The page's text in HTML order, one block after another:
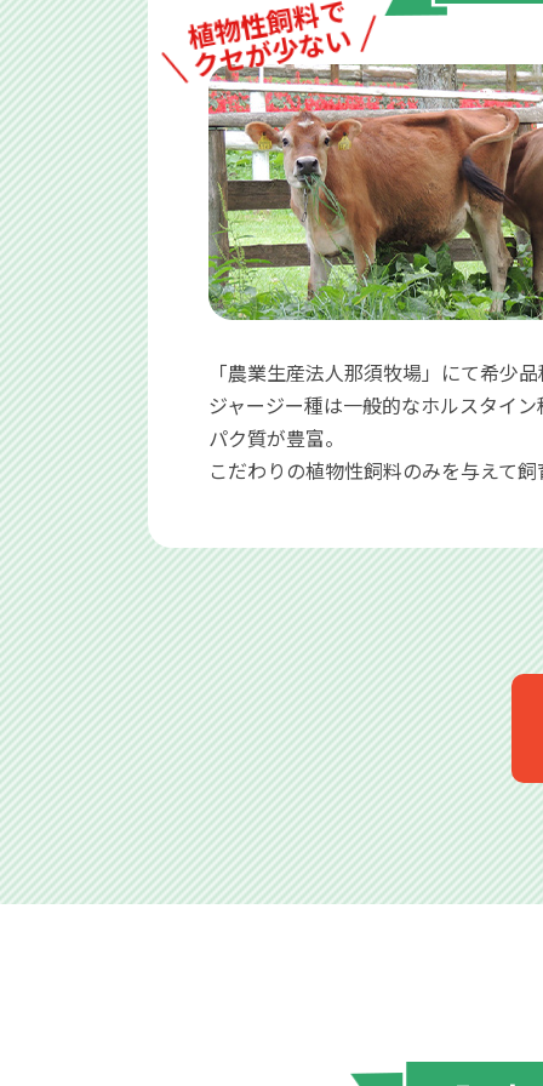
植物性飼料で
クセが少ない
「農業生産法人那須牧場」にて希少
ジャージー種は一般的なホルスタイ
パク質が豊富。
こだわりの植物性飼料のみを与えて